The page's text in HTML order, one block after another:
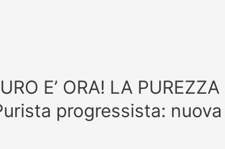
E’ ORA! LA PUREZZA
progressista: